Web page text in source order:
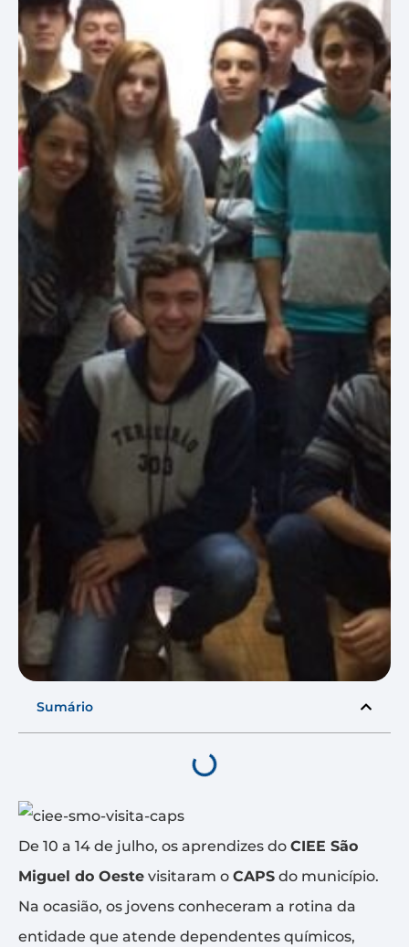
Sumário
De 10 a 14 de julho, os aprendizes do CIEE São
Miguel do Oeste visitaram o CAPS do município.
Na ocasião, os jovens conheceram a rotina da
entidade que atende dependentes químicos,